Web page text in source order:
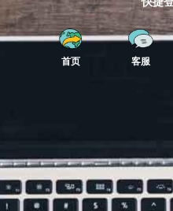
首页 客服